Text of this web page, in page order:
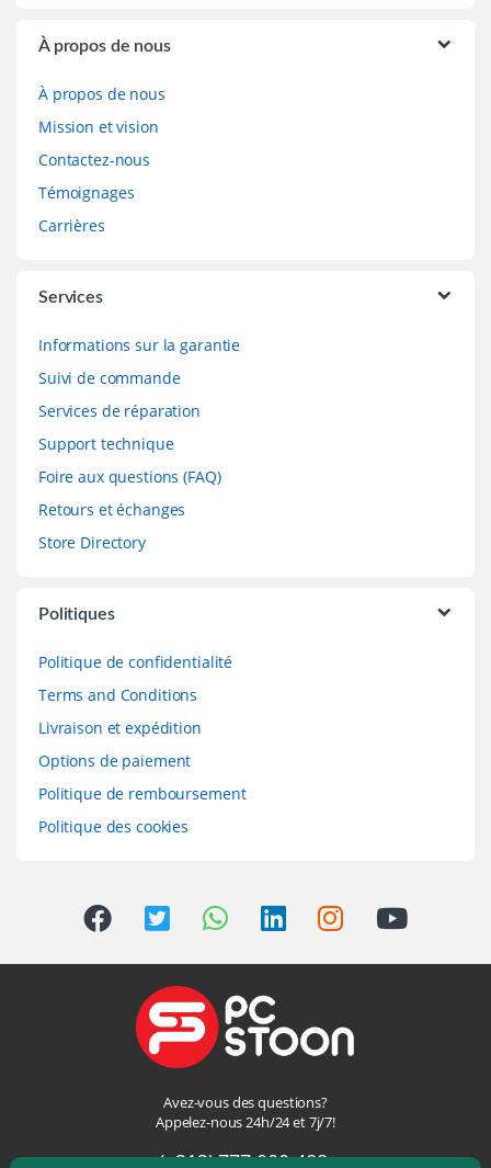
À propos de nous
À propos de nous
Mission et vision
Contactez-nous
Témoignages
Carrières
Services
Informations sur la garantie
Suivi de commande
Services de réparation
Support technique
Foire aux questions (FAQ)
Retours et échanges
Store Directory
Politiques
Politique de confidentialité
Terms and Conditions
Livraison et expédition
Options de paiement
Politique de remboursement
Politique des cookies
Avez-vous des questions?
Appelez-nous 24h/24 et 7j/7!
(+212) 777 000-488,